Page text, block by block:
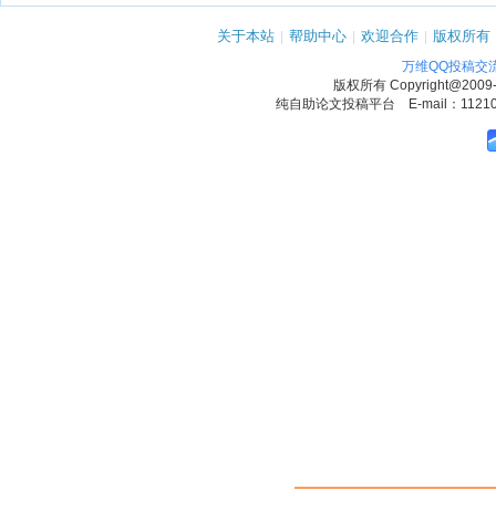
关于本站 | 帮助中心 | 欢迎合作 | 版权所有
万维QQ投稿交
版权所有
纯自助论文投稿平台 E-mail：